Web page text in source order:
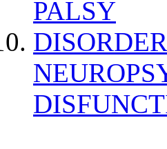
PALSY